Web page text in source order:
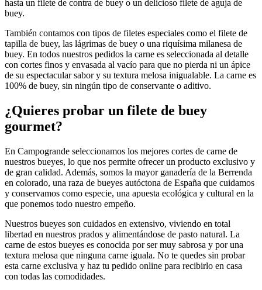
hasta un filete de contra de buey o un delicioso filete de aguja de
buey.
También contamos con tipos de filetes especiales como el filete de
tapilla de buey, las lágrimas de buey o una riquísima milanesa de
buey. En todos nuestros pedidos la carne es seleccionada al detalle
con cortes finos y envasada al vacío para que no pierda ni un ápice
de su espectacular sabor y su textura melosa inigualable. La carne es
100% de buey, sin ningún tipo de conservante o aditivo.
¿Quieres probar un filete de buey
gourmet?
En Campogrande seleccionamos los mejores cortes de carne de
nuestros bueyes, lo que nos permite ofrecer un producto exclusivo y
de gran calidad. Además, somos la mayor ganadería de la Berrenda
en colorado, una raza de bueyes autóctona de España que cuidamos
y conservamos como especie, una apuesta ecológica y cultural en la
que ponemos todo nuestro empeño.
Nuestros bueyes son cuidados en extensivo, viviendo en total
libertad en nuestros prados y alimentándose de pasto natural. La
carne de estos bueyes es conocida por ser muy sabrosa y por una
textura melosa que ninguna carne iguala. No te quedes sin probar
esta carne exclusiva y haz tu pedido online para recibirlo en casa
con todas las comodidades.